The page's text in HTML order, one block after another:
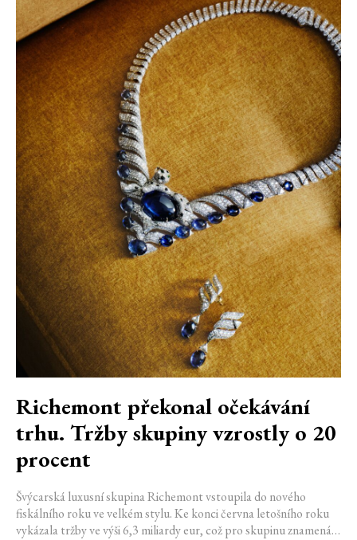
Richemont překonal očekávání
trhu. Tržby skupiny vzrostly o 20
procent
Švýcarská luxusní skupina Richemont vstoupila do nového
fiskálního roku ve velkém stylu. Ke konci června letošního roku
vykázala tržby ve výši 6,3 miliardy eur, což pro skupinu znamená